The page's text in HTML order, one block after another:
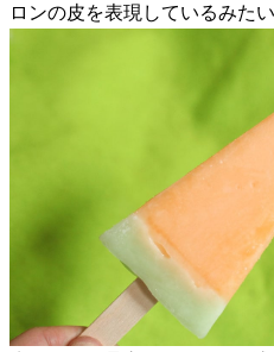
ロンの皮を表現しているみたい